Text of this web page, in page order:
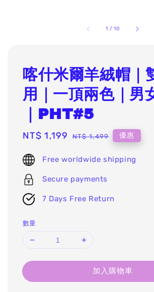
1 /10
喀什米爾羊絨帽｜
用｜一頂兩色｜男
｜PHT#5
Sale
NT$ 1,199 Regular
NT$ 1,499 優惠
Free worldwide shipping
Secure payments
7 Days Free Return
數量
加入購物車